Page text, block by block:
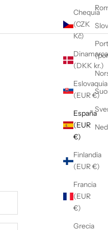
Chequia
(CZK
Kč)
Dinamarca
(DKK kr.)
Eslovaquia
(EUR €)
España
(EUR
€)
Finlandia
(EUR €)
Francia
(EUR
€)
Grecia